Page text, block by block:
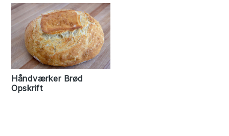
Håndværker Brød
Opskrift